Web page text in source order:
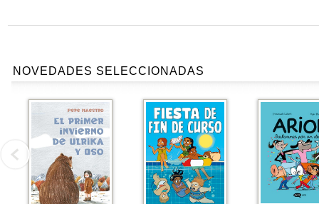
NOVEDADES SELECCIONADAS